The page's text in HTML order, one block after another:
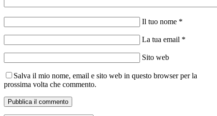
Il tuo nome *
La tua email *
Sito web
Salva il mio nome, email e sito web in questo browser per la
prossima volta che commento.